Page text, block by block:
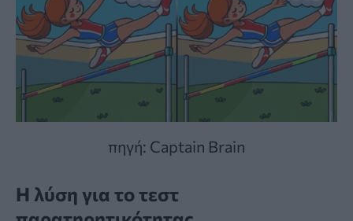
πηγή: Captain Brain
Η λύση για το τεστ